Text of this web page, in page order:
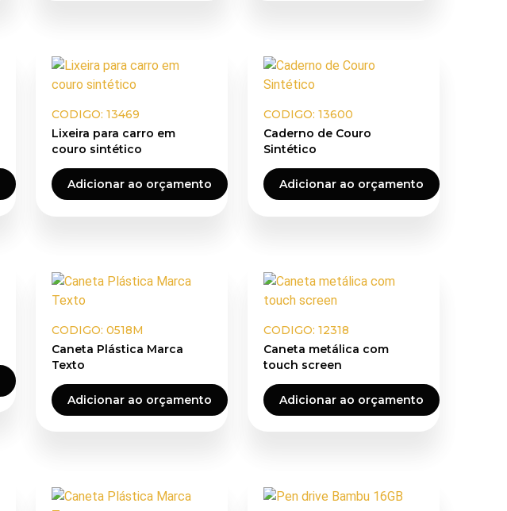
CODIGO: 13469
Lixeira para carro em
couro sintético
Adicionar ao orçamento
CODIGO: 13600
Caderno de Couro
Sintético
Adicionar ao orçamento
CODIGO: 0518M
Caneta Plástica Marca
Texto
Adicionar ao orçamento
CODIGO: 12318
Caneta metálica com
touch screen
Adicionar ao orçamento